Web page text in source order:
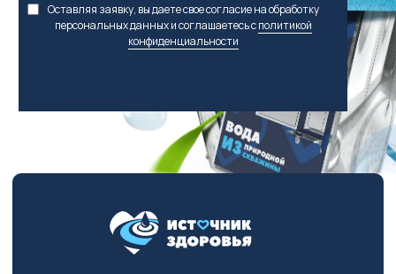
Оставляя заявку, вы даете свое согласие на обработку
персональных данных и соглашаетесь сполитикой
конфиденциальности